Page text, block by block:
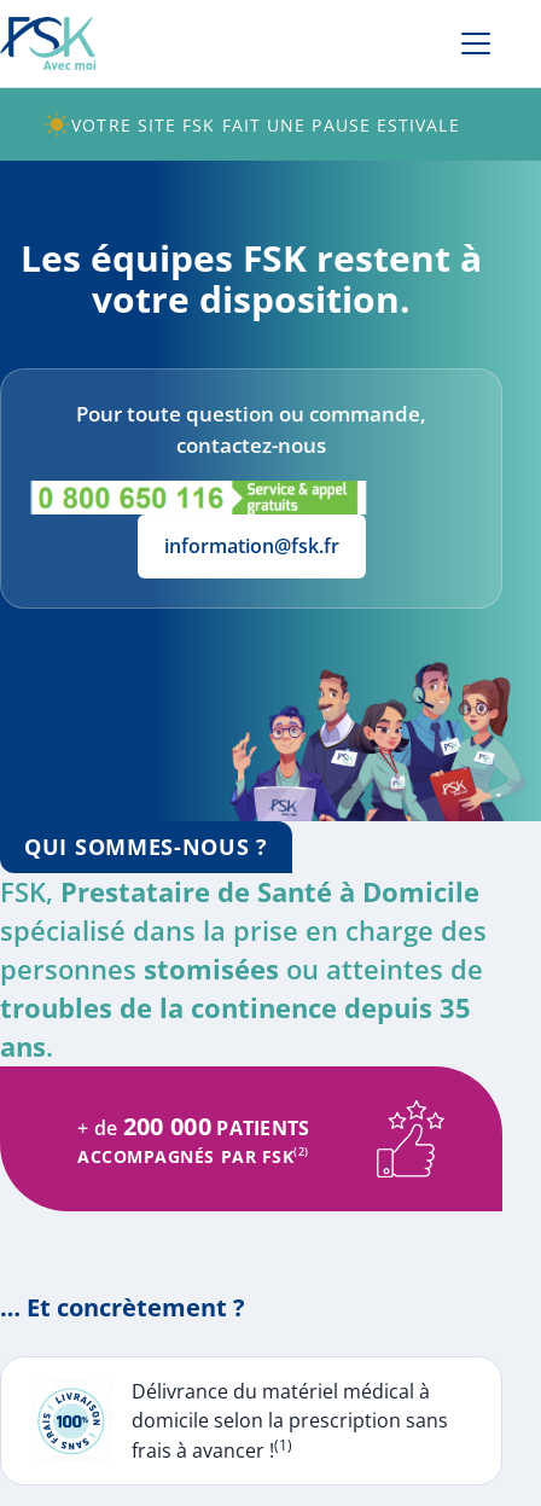
VOTRE SITE FSK FAIT UNE PAUSE ESTIVALE
Les équipes FSK restent à
votre disposition.
Pour toute question ou commande,
contactez-nous
information@fsk.fr
QUI SOMMES-NOUS ?
FSK, Prestataire de Santé à Domicile
spécialisé dans la prise en charge des
personnes stomisées ou atteintes de
troubles de la continence depuis 35
ans.
+ de 200 000 PATIENTS
ACCOMPAGNÉS PAR FSK(2)
… Et concrètement ?
Délivrance du matériel médical à
domicile selon la prescription sans
frais à avancer !(1)